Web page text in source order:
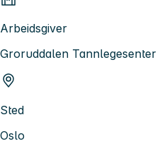
Arbeidsgiver
Groruddalen Tannlegesenter
Sted
Oslo